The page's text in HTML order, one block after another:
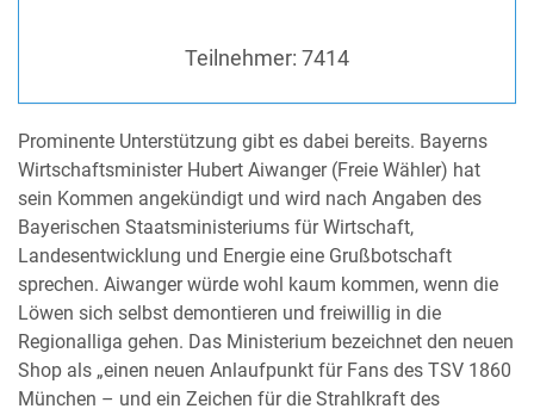
Teilnehmer: 7414
Prominente Unterstützung gibt es dabei bereits. Bayerns
Wirtschaftsminister Hubert Aiwanger (Freie Wähler) hat
sein Kommen angekündigt und wird nach Angaben des
Bayerischen Staatsministeriums für Wirtschaft,
Landesentwicklung und Energie eine Grußbotschaft
sprechen. Aiwanger würde wohl kaum kommen, wenn die
Löwen sich selbst demontieren und freiwillig in die
Regionalliga gehen. Das Ministerium bezeichnet den neuen
Shop als „einen neuen Anlaufpunkt für Fans des TSV 1860
München – und ein Zeichen für die Strahlkraft des